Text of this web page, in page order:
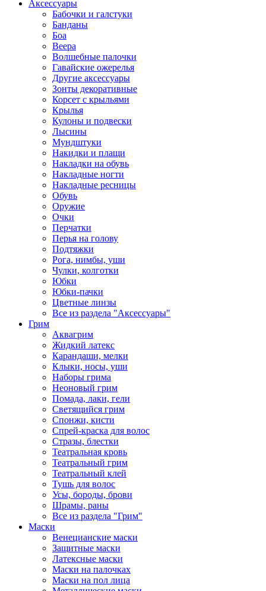
Аксессуары
Бабочки и галстуки
Банданы
Боа
Веера
Волшебные палочки
Гавайские ожерелья
Другие аксессуары
Зонты декоративные
Корсет с крыльями
Крылья
Кулоны и подвески
Лысины
Мундштуки
Накидки и плащи
Накладки на обувь
Накладные ногти
Накладные ресницы
Обувь
Оружие
Очки
Перчатки
Перья на голову
Подтяжки
Рога, нимбы, уши
Чулки, колготки
Юбки
Юбки-пачки
Цветные линзы
Все из раздела "Аксессуары"
Грим
Аквагрим
Жидкий латекс
Карандаши, мелки
Клыки, носы, уши
Наборы грима
Неоновый грим
Помада, лаки, гели
Светящийся грим
Спонжи, кисти
Спрей-краска для волос
Стразы, блестки
Театральная кровь
Театральный грим
Театральный клей
Тушь для волос
Усы, бороды, брови
Шрамы, раны
Все из раздела "Грим"
Маски
Венецианские маски
Защитные маски
Латексные маски
Маски на палочках
Маски на пол лица